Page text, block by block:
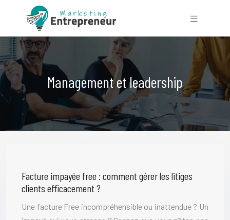
Management et leadership
Facture impayée free : comment gérer les litiges
clients efficacement ?
Une facture Free incompréhensible ou inattendue ? Un